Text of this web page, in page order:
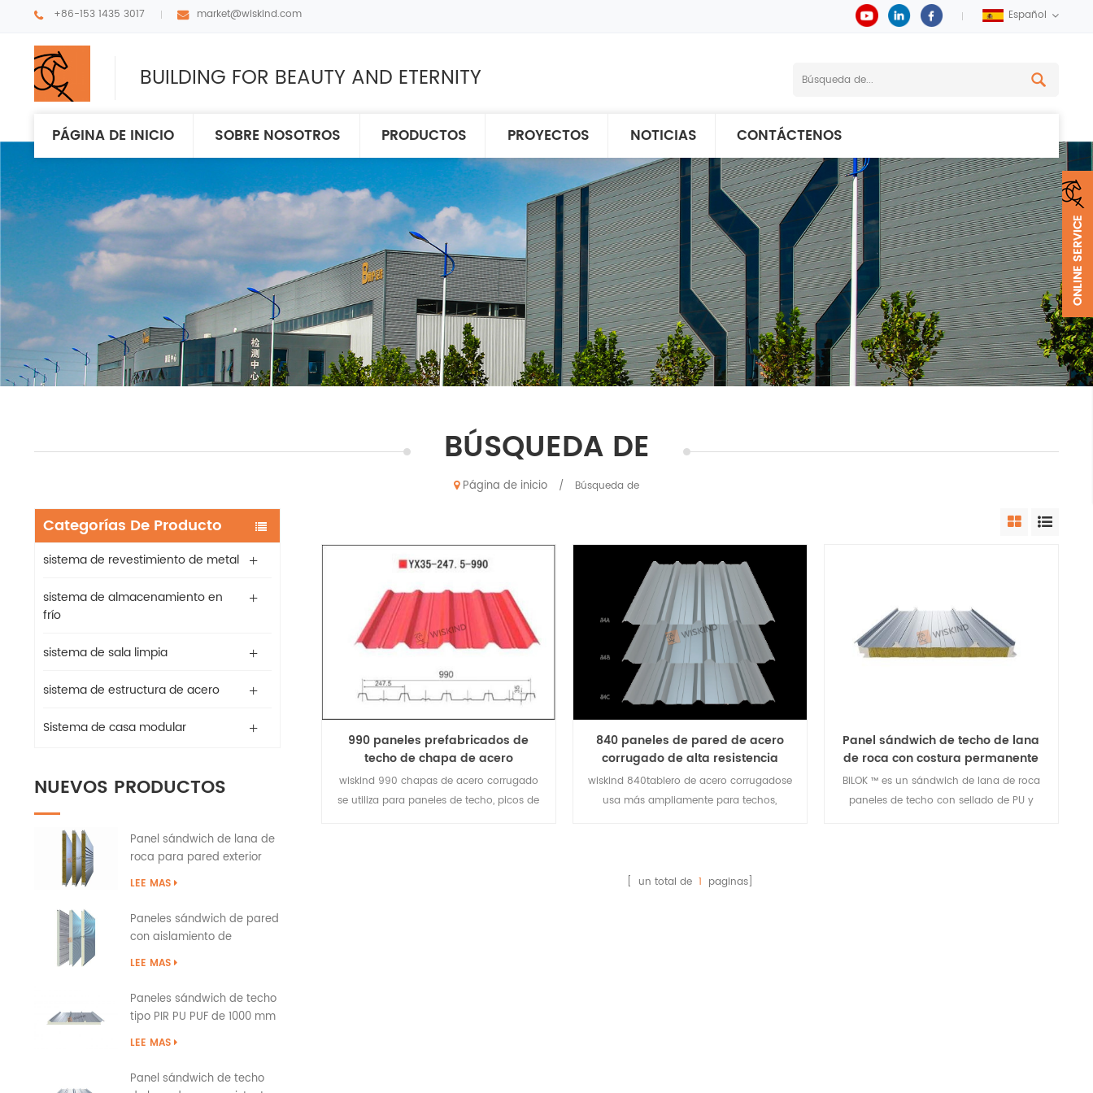
+86-153 1435 3017 market@wiskind.com Español
BUILDING FOR BEAUTY AND ETERNITY
PÁGINA DE INICIO SOBRE NOSOTROS PRODUCTOS PROYECTOS NOTICIAS CONTÁCTENOS
BÚSQUEDA DE
Página de inicio / Búsqueda de
Categorías De Producto
sistema de revestimiento de metal
sistema de almacenamiento en
frío
sistema de sala limpia
sistema de estructura de acero
Sistema de casa modular
NUEVOS PRODUCTOS
Panel sándwich de lana de
roca para pared exterior
del edificio con sellado de
LEE MAS
Paneles sándwich de pared
con aislamiento de
poliuretano PIR PUR PU
LEE MAS
Paneles sándwich de techo
tipo PIR PU PUF de 1000 mm
sobre solapa
LEE MAS
Panel sándwich de techo
990 paneles prefabricados de
techo de chapa de acero
corrugado
wiskind 990 chapas de acero corrugado
se utiliza para paneles de techo, picos de
840 paneles de pared de acero
corrugado de alta resistencia
wiskind 840tablero de acero corrugadose
usa más ampliamente para techos,
Se puede utilizar como una tabla de alta
Panel sándwich de techo de lana
de roca con costura permanente
con sellado de borde de PU
BiLOK ™ es un sándwich de lana de roca
paneles de techo con sellado de PU y
[ un total de 1 paginas]